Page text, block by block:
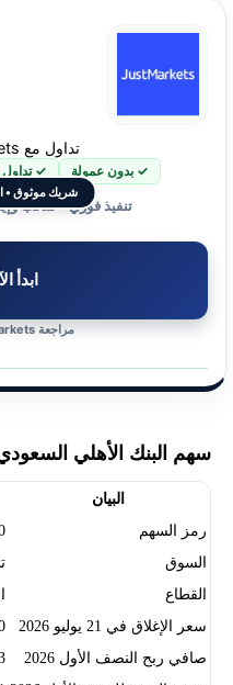
شريك موثوق •
تداول مع JustMarkets
✓ بدون عمولة ✓
تنفيذ فوري • سحب
ابدأ
مراجعة JustMarkets كاملة
سهم البنك الأهلي السعودي 1180 في
البيان
رمز السهم
السوق
القطاع
سعر الإغلاق في 21 يوليو 2026
صافي ربح النصف الأول 2026